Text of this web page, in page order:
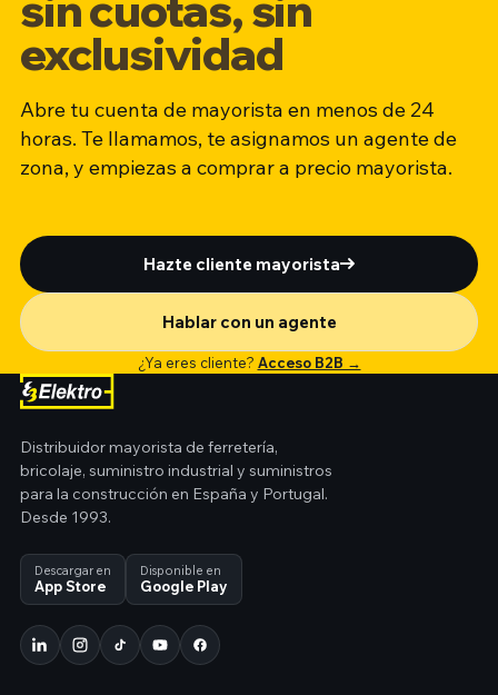
exclusividad
Abre tu cuenta de mayorista en menos de 24
horas. Te llamamos, te asignamos un agente de
zona, y empiezas a comprar a precio mayorista.
Hazte cliente mayorista
Hablar con un agente
¿Ya eres cliente? Acceso B2B →
Distribuidor mayorista de ferretería,
bricolaje, suministro industrial y suministros
para la construcción en España y Portugal.
Desde 1993.
Descargar en
App Store
Disponible en
Google Play